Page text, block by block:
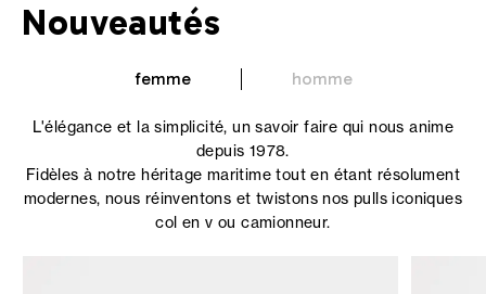
Nouveautés
femme homme
L'élégance et la simplicité, un savoir faire qui nous anime
depuis 1978.
Fidèles à notre héritage maritime tout en étant résolument
modernes, nous réinventons et twistons nos pulls iconiques
col en v ou camionneur.